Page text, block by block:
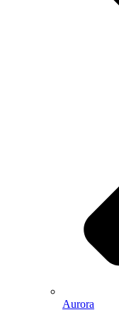
Aurora